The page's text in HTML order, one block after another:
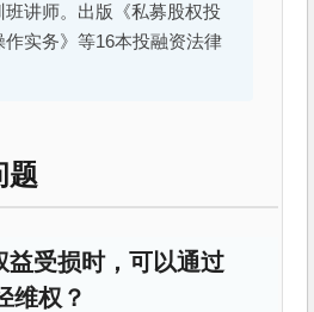
班讲师。出版《私募股权投
作实务》等16本投融资法律
题
益受损时，可以通过
维权？